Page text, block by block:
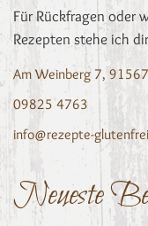
Für Rückfragen oder
Rezepten stehe ich
Am Weinberg 7,
09825 4763
info@rezepte-
Neueste